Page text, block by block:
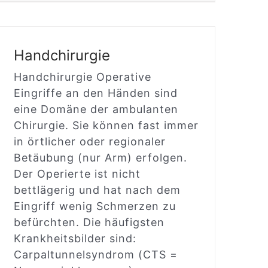
Handchirurgie
Handchirurgie Operative
Eingriffe an den Händen sind
eine Domäne der ambulanten
Chirurgie. Sie können fast immer
in örtlicher oder regionaler
Betäubung (nur Arm) erfolgen.
Der Operierte ist nicht
bettlägerig und hat nach dem
Eingriff wenig Schmerzen zu
befürchten. Die häufigsten
Krankheitsbilder sind:
Carpaltunnelsyndrom (CTS =